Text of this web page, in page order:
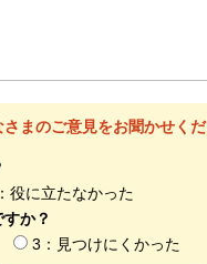
まのご意見をお聞かせく
役に立たなかった
か？
3：見つけにくかった